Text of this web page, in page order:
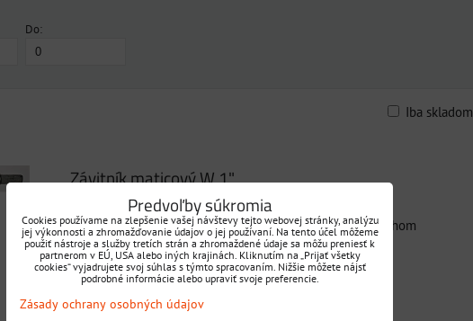
Do:
Iba skladom
Závitník maticový W 1"
materiál HSS, predĺžená závitorezná časť s jemným nábehom
Dostupnosť:DOPYT prostredníctvom rýchleho kontaktu
Predvoľby súkromia
Cookies používame na zlepšenie vašej návštevy tejto webovej stránky, analýzu
jej výkonnosti a zhromažďovanie údajov o jej používaní. Na tento účel môžeme
použiť nástroje a služby tretích strán a zhromaždené údaje sa môžu preniesť k
partnerom v EÚ, USA alebo iných krajinách. Kliknutím na „Prijať všetky
cookies“ vyjadrujete svoj súhlas s týmto spracovaním. Nižšie môžete nájsť
podrobné informácie alebo upraviť svoje preferencie.
Zásady ochrany osobných údajov